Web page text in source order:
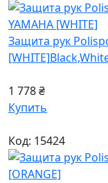
Защита рук
[WHITE]
1 778 ₴
Купить
Код: 15424